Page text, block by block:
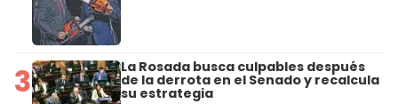
3 La Rosada busca culpables después
de la derrota en el Senado y recalcula
su estrategia